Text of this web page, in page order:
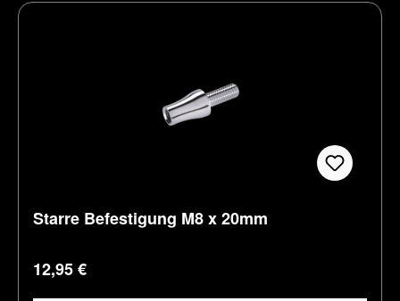
Starre Befestigung M8 x 20mm
Regulärer Preis:
12,95 €